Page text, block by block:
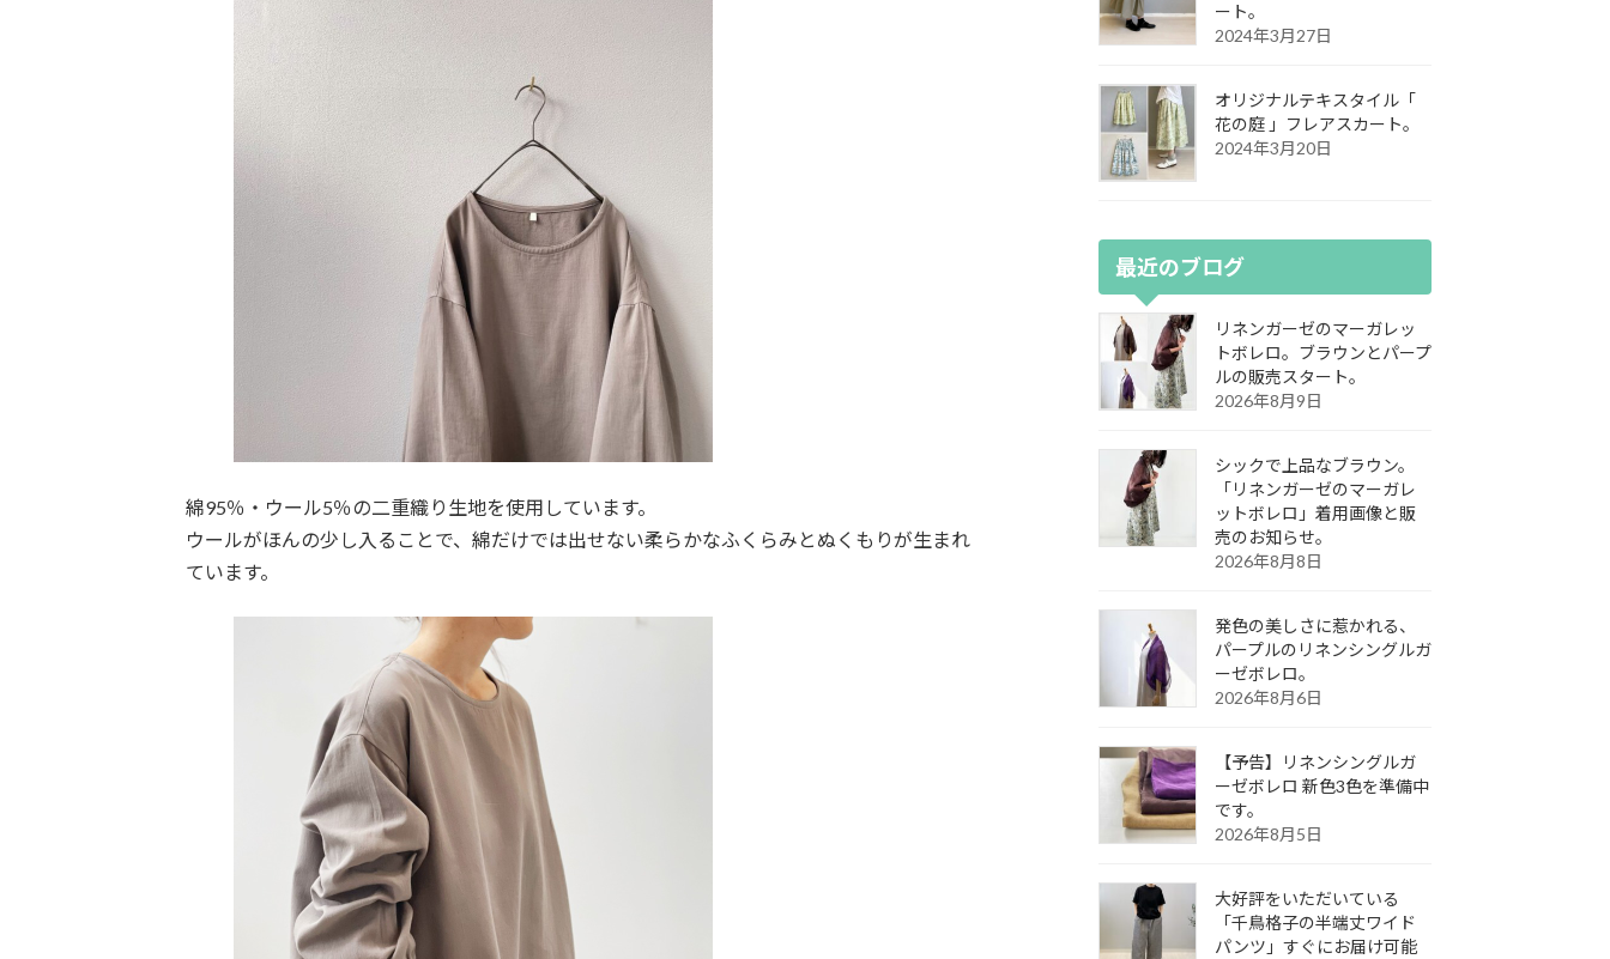
綿95％・ウール5％の二重織り生地を使用しています。
ウールがほんの少し入ることで、綿だけでは出せない柔らかなふくらみとぬくもりが生まれ
ています。
ート。
2024年3月27日
オリジナルテキスタイル「
花の庭 」フレアスカート。
2024年3月20日
最近のブログ
リネンガーゼのマーガレッ
トボレロ。ブラウンとパープ
ルの販売スタート。
2026年8月9日
シックで上品なブラウン。
「リネンガーゼのマーガレ
ットボレロ」着用画像と販
売のお知らせ。
2026年8月8日
発色の美しさに惹かれる、
パープルのリネンシングルガ
ーゼボレロ。
2026年8月6日
【予告】リネンシングルガ
ーゼボレロ 新色3色を準備中
です。
2026年8月5日
大好評をいただいている
「千鳥格子の半端丈ワイド
パンツ」すぐにお届け可能